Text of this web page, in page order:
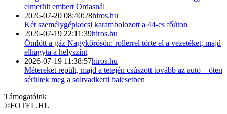
elmerült embert Ordasnál
2026-07-20 08:40:28hiros.hu
Két személygépkocsi karambolozott a 44-es főúton
2026-07-19 22:11:39hiros.hu
Ömlött a gáz Nagykőrösön: rollerrel törte el a vezetéket, majd
elhagyta a helyszínt
2026-07-19 11:38:57hiros.hu
Métereket repült, majd a tetején csúszott tovább az autó – öten
sérültek meg a soltvadkerti balesetben
Támogatóink
©FOTEL.HU